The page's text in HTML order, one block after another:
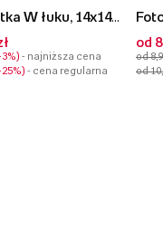
Fotokartka W łuku, 14x14 cm
3% - najniższa cena
25% - cena regularna
od
od
od